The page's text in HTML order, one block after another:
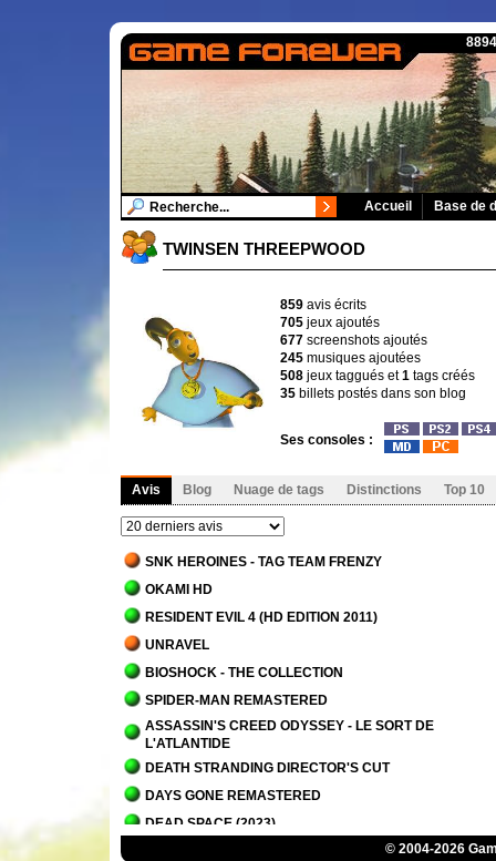
Accueil Base de
TWINSEN THREEPWOOD
859 avis écrits
705 jeux ajoutés
677 screenshots ajoutés
245 musiques ajoutées
508 jeux taggués et1 tags créés
35 billets postés dans son blog
Ses consoles :
Avis Blog Nuage de tags Distinctions Top 10
SNK HEROINES - TAG TEAM FRENZY
OKAMI HD
RESIDENT EVIL 4 (HD EDITION 2011)
UNRAVEL
BIOSHOCK - THE COLLECTION
SPIDER-MAN REMASTERED
ASSASSIN'S CREED ODYSSEY - LE SORT DE
L'ATLANTIDE
DEATH STRANDING DIRECTOR'S CUT
DAYS GONE REMASTERED
DEAD SPACE (2023)
© 2004-2026